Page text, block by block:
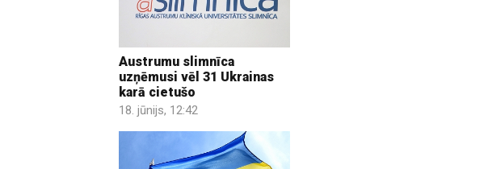
Austrumu slimnīca
uzņēmusi vēl 31 Ukrainas
karā cietušo
18. jūnijs, 12:42